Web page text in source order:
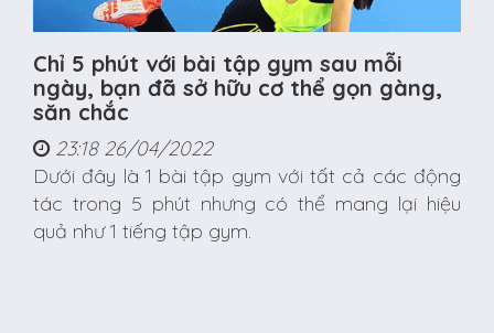
Chỉ 5 phút với bài tập gym sau mỗi
ngày, bạn đã sở hữu cơ thể gọn gàng,
săn chắc
23:18 26/04/2022
Dưới đây là 1 bài tập gym với tất cả các động
tác trong 5 phút nhưng có thể mang lại hiệu
quả như 1 tiếng tập gym.